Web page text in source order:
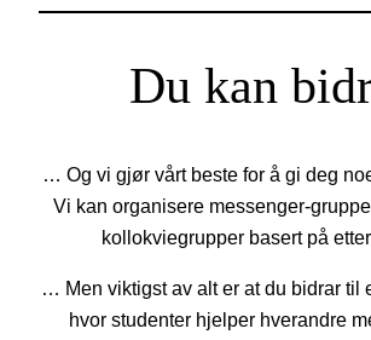
Du kan
… Og vi gjør vårt beste for å gi deg
Vi kan organisere messenger-
kollokviegrupper basert på
… Men viktigst av alt er at du bidrar til
hvor studenter hjelper hverandre